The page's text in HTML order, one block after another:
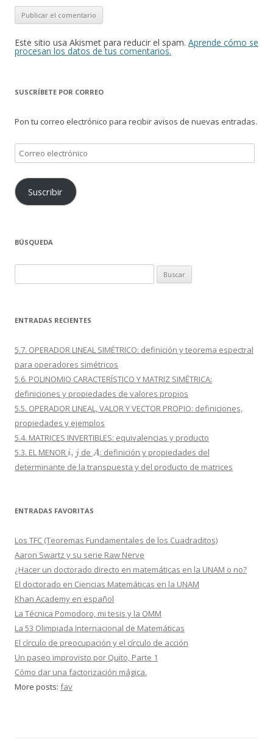
Este sitio usa Akismet para reducir el spam. Aprende cómo se
procesan los datos de tus comentarios.
SUSCRÍBETE POR CORREO
Pon tu correo electrónico para recibir avisos de nuevas entradas.
Correo
electrónico
Suscribir
BÚSQUEDA
ENTRADAS RECIENTES
5.7. OPERADOR LINEAL SIMÉTRICO: definición y teorema espectral
para operadores simétricos
5.6. POLINOMIO CARACTERÍSTICO Y MATRIZ SIMÉTRICA:
definiciones y propiedades de valores propios
5.5. OPERADOR LINEAL, VALOR Y VECTOR PROPIO: definiciones,
propiedades y ejemplos
5.4. MATRICES INVERTIBLES: equivalencias y producto
5.3. EL MENORi,j de A: definición y propiedades del
determinante de la transpuesta y del producto de matrices
ENTRADAS FAVORITAS
Los TFC (Teoremas Fundamentales de los Cuadraditos)
Aaron Swartz y su serie Raw Nerve
¿Hacer un doctorado directo en matemáticas en la UNAM o no?
El doctorado en Ciencias Matemáticas en la UNAM
Khan Academy en español
La Técnica Pomodoro, mi tesis y la OMM
La 53 Olimpiada Internacional de Matemáticas
El círculo de preocupación y el círculo de acción
Un paseo improvisto por Quito, Parte 1
Cómo dar una factorización mágica.
More posts: fav